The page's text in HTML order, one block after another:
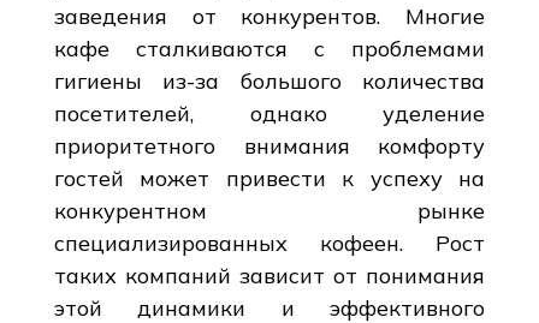
заведения от конкурентов. Многие
кафе сталкиваются с проблемами
гигиены из-за большого количества
посетителей, однако уделение
приоритетного внимания комфорту
гостей может привести к успеху на
конкурентном рынке
специализированных кофеен. Рост
таких компаний зависит от понимания
этой динамики и эффективного